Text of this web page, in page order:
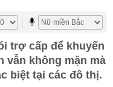
trợ cấp để khuyến
vẫn không mặn mà
biệt tại các đô thị.